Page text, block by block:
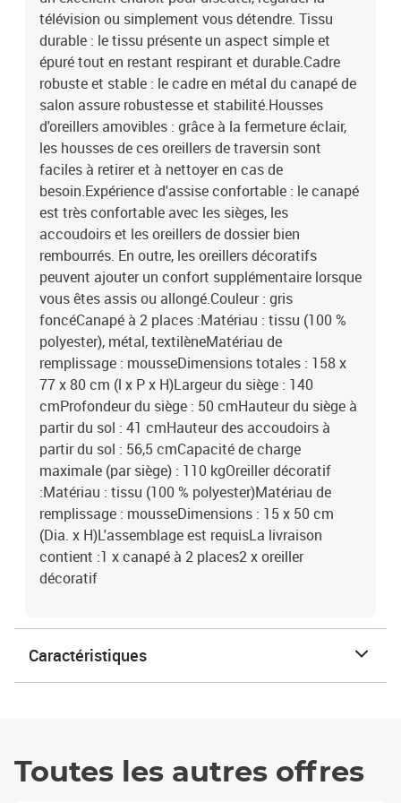
télévision ou simplement vous détendre. Tissu
durable : le tissu présente un aspect simple et
épuré tout en restant respirant et durable.Cadre
robuste et stable : le cadre en métal du canapé de
salon assure robustesse et stabilité.Housses
d'oreillers amovibles : grâce à la fermeture éclair,
les housses de ces oreillers de traversin sont
faciles à retirer et à nettoyer en cas de
besoin.Expérience d'assise confortable : le canapé
est très confortable avec les sièges, les
accoudoirs et les oreillers de dossier bien
rembourrés. En outre, les oreillers décoratifs
peuvent ajouter un confort supplémentaire lorsque
vous êtes assis ou allongé.Couleur : gris
foncéCanapé à 2 places :Matériau : tissu (100 %
polyester), métal, textilèneMatériau de
remplissage : mousseDimensions totales : 158 x
77 x 80 cm (l x P x H)Largeur du siège : 140
cmProfondeur du siège : 50 cmHauteur du siège à
partir du sol : 41 cmHauteur des accoudoirs à
partir du sol : 56,5 cmCapacité de charge
maximale (par siège) : 110 kgOreiller décoratif
:Matériau : tissu (100 % polyester)Matériau de
remplissage : mousseDimensions : 15 x 50 cm
(Dia. x H)L'assemblage est requisLa livraison
contient :1 x canapé à 2 places2 x oreiller
décoratif
Caractéristiques
Toutes les autres offres